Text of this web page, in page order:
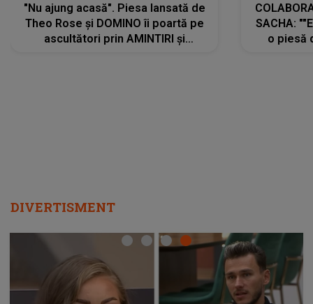
"Nu ajung acasă". Piesa lansată de
Theo Rose și DOMINO îi poartă pe
ascultători prin AMINTIRI și
SACHA:
o piesă
DIVERTISMENT